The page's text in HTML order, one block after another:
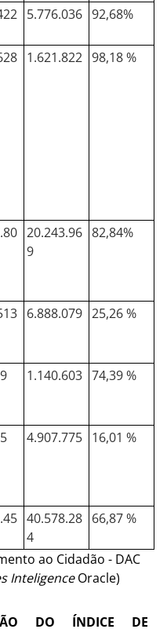
5.776.036 92,68%
1.621.822 98,18 %
20.243.96
9
82,84%
6.888.079 25,26 %
1.140.603 74,39 %
4.907.775 16,01 %
40.578.28
4
66,87 %
ao Cidadão - DAC
InteligenceOracle)
DO ÍNDICE DE